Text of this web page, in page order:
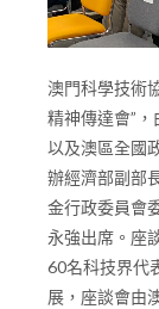
澳門科學技術
精神傳達會”
以及澳區全國
辦經濟部副部
金行政委員會
永強出席。座
60名科技界代
展，座談會由